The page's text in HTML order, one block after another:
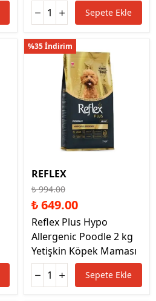
Sepete Ekle
%35 İndirim
REFLEX
₺ 994.00
₺ 649.00
Reflex Plus Hypo
Allergenic Poodle 2 kg
Yetişkin Köpek Maması
Sepete Ekle